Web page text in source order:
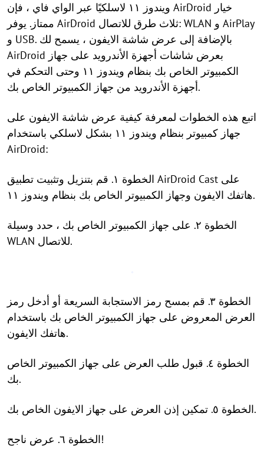
ويندوز ١١ لاسلكيًا عبر الواي فاي ، فإن AirDroid خيار
ممتاز. يوفر AirDroid ثلاث طرق للاتصال: WLAN و AirPlay
و USB. بالإضافة إلى عرض شاشة الايفون ، يسمح لك
AirDroid بعرض شاشات أجهزة الأندرويد على جهاز
الكمبيوتر الخاص بك بنظام ويندوز ١١ وحتى التحكم في
أجهزة الأندرويد من جهاز الكمبيوتر الخاص بك.
اتبع هذه الخطوات لمعرفة كيفية عرض شاشة الايفون على
جهاز كمبيوتر بنظام ويندوز ١١ بشكل لاسلكي باستخدام
AirDroid:
الخطوة ١. قم بتنزيل وتثبيت تطبيق AirDroid Cast على
هاتفك الايفون وجهاز الكمبيوتر الخاص بك بنظام ويندوز ١١.
الخطوة ٢. على جهاز الكمبيوتر الخاص بك ، حدد وسيلة
WLAN للاتصال.
الخطوة ٣. قم بمسح رمز الاستجابة السريعة أو أدخل رمز
العرض المعروض على جهاز الكمبيوتر الخاص بك باستخدام
هاتفك الايفون.
الخطوة ٤. قبول طلب العرض على جهاز الكمبيوتر الخاص
بك.
الخطوة ٥. تمكين إذن العرض على جهاز الايفون الخاص بك.
الخطوة ٦. عرض ناجح!